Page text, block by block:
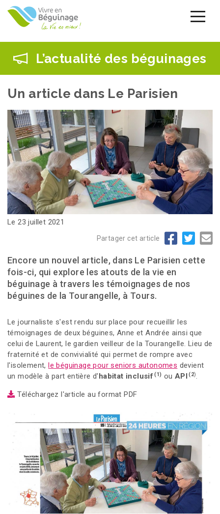
Aller
contenu
L’actualité des béguinages
Un article dans Le Parisien
Le 23 juillet 2021
Partager cet article
Encore un nouvel article, dans Le Parisien cette
fois-ci, qui explore les atouts de la vie en
béguinage à travers les témoignages de nos
béguines de la Tourangelle, à Tours.
Le journaliste s'est rendu sur place pour recueillir les
témoignages de deux béguines, Anne et Andrée ainsi que
celui de Laurent, le gardien veilleur de la Tourangelle. Lieu de
fraternité et de convivialité qui permet de rompre avec
l'isolement,le béguinage pour seniors autonomes devient
un modèle à part entière d'habitat inclusif (1) ouAPI (2).
Téléchargez l'article au format PDF